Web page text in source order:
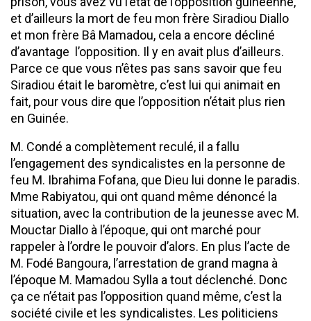
et d’ailleurs la mort de feu mon frère Siradiou Diallo
et mon frère Bâ Mamadou, cela a encore décliné
d’avantage l’opposition. Il y en avait plus d’ailleurs.
Parce ce que vous n’êtes pas sans savoir que feu
Siradiou était le baromètre, c’est lui qui animait en
fait, pour vous dire que l’opposition n’était plus rien
en Guinée.
M. Condé a complètement reculé, il a fallu
l’engagement des syndicalistes en la personne de
feu M. Ibrahima Fofana, que Dieu lui donne le paradis.
Mme Rabiyatou, qui ont quand même dénoncé la
situation, avec la contribution de la jeunesse avec M.
Mouctar Diallo à l’époque, qui ont marché pour
rappeler à l’ordre le pouvoir d’alors. En plus l’acte de
M. Fodé Bangoura, l’arrestation de grand magna à
l’époque M. Mamadou Sylla a tout déclenché. Donc
ça ce n’était pas l’opposition quand même, c’est la
société civile et les syndicalistes. Les politiciens